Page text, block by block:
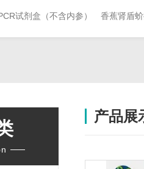
试剂盒（不含内参） 香蕉肾盾
产品展